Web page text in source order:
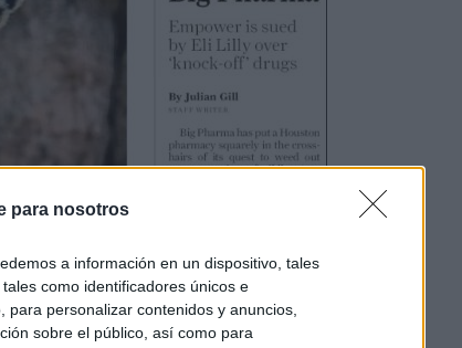
para nosotros
a información en un dispositivo, tales
como identificadores únicos e
personalizar contenidos y anuncios,
sobre el público, así como para